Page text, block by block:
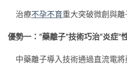
治療不孕不育重大突破微創與
優勢一：“藥離子”技術巧治“炎症”
中藥離子導入技術通過直流電將